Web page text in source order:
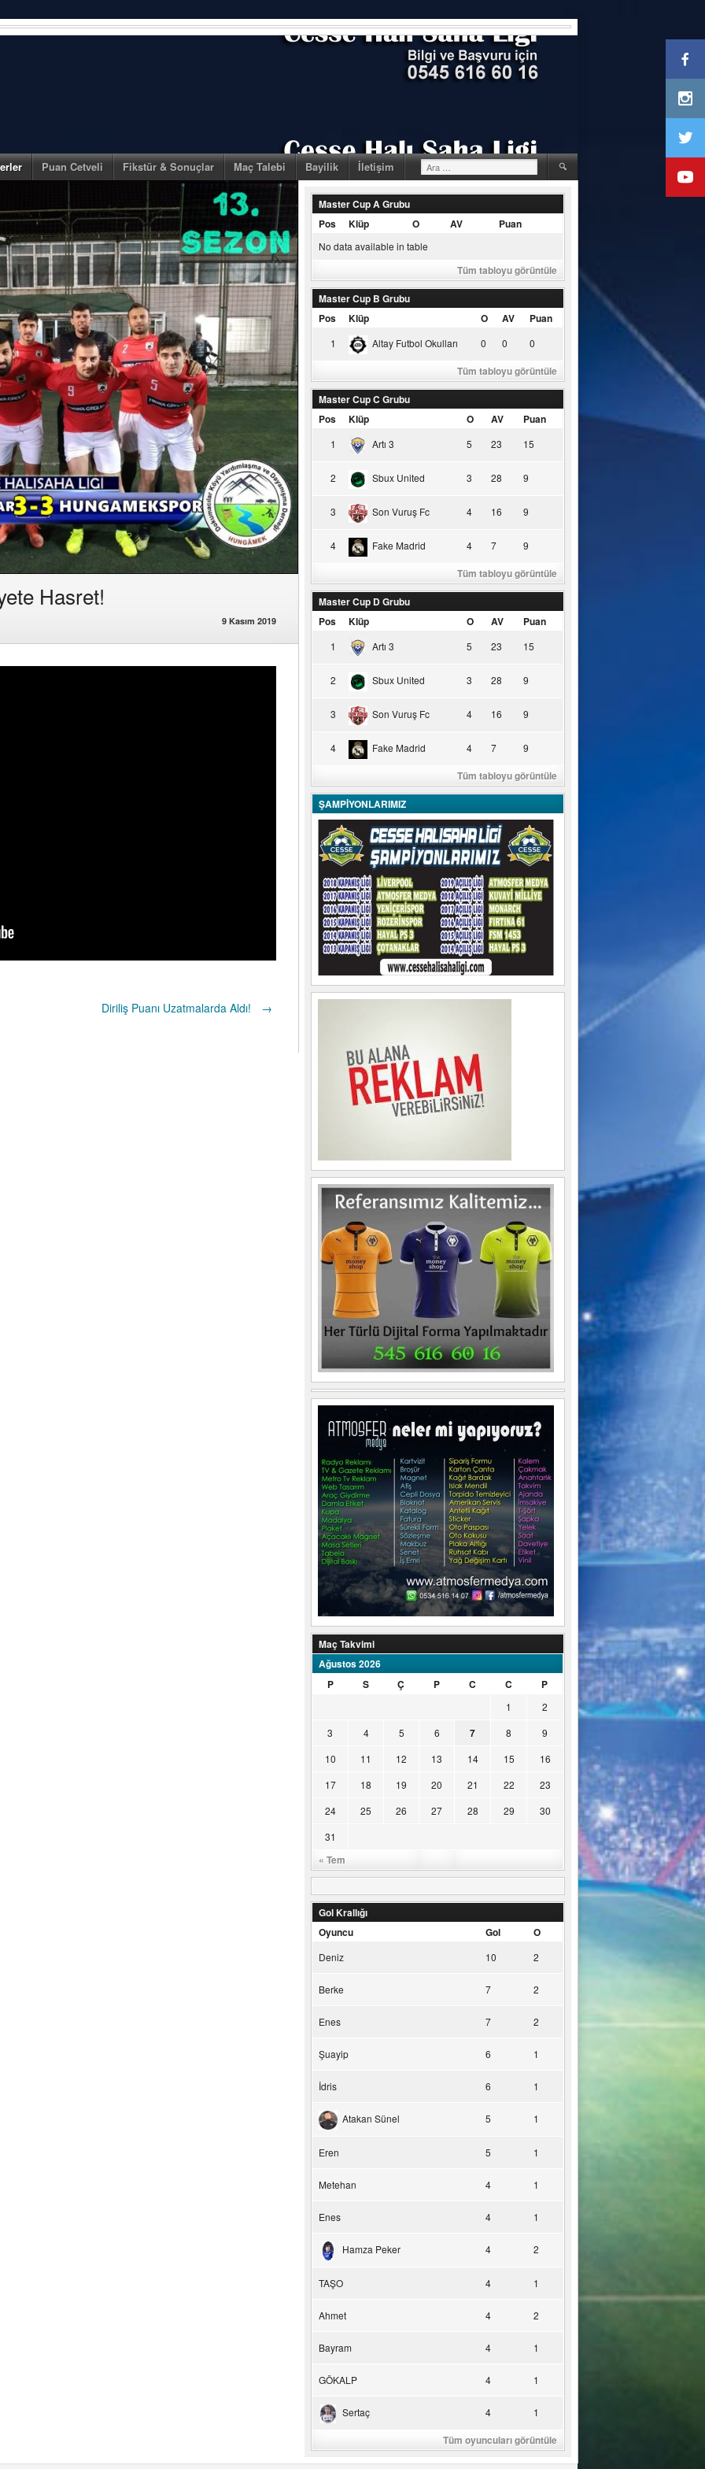
Puan Cetveli Fikstür & Sonuçlar Maç Talebi Bayilik İletişim Arama:
Hasret!
9 Kasım 2019
Diriliş Puanı Uzatmalarda Aldı! →
Master Cup A Grubu
Pos
Klüp O AV Puan
No data available in table
Tüm tabloyu görüntüle
Master Cup B Grubu
Pos
Klüp O AV Puan
1 Altay Futbol Okulları 0 0 0
Tüm tabloyu görüntüle
Master Cup C Grubu
Pos
Klüp O AV Puan
1 Artı 3 5 23 15
2 Sbux United 3 28 9
3 Son Vuruş Fc 4 16 9
4 Fake Madrid 4 7 9
Tüm tabloyu görüntüle
Master Cup D Grubu
Pos
Klüp O AV Puan
1 Artı 3 5 23 15
2 Sbux United 3 28 9
3 Son Vuruş Fc 4 16 9
4 Fake Madrid 4 7 9
Tüm tabloyu görüntüle
ŞAMPİYONLARIMIZ
Maç Takvimi
Ağustos 2026
P
S Ç P C C P
« Tem
1
2
3
4 5 6 7 8
9
10
11 12 13 14 15
16
17
18 19 20 21 22
23
24
25 26 27 28 29
30
31
Gol Krallığı
Oyuncu
Gol O
Deniz 10 2
Berke 7 2
Enes 7 2
Şuayip 6 1
İdris 6 1
Atakan Sünel 5 1
Eren 5 1
Metehan 4 1
Enes 4 1
Hamza Peker 4 2
TAŞO 4 1
Ahmet 4 2
Bayram 4 1
GÖKALP 4 1
Sertaç 4 1
Tüm oyuncuları görüntüle